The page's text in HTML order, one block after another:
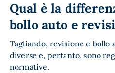
Qual è la
bollo auto e
Tagliando, revisione e
diverse e, pertanto, sono
normative.